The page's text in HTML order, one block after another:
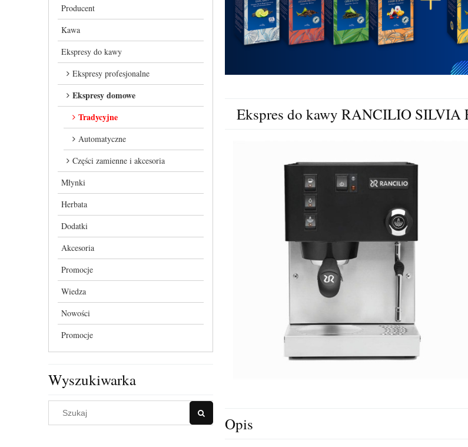
Producent
Kawa
Ekspresy do kawy
Ekspresy profesjonalne
Ekspresy domowe
Tradycyjne
Automatyczne
Części zamienne i akcesoria
Młynki
Herbata
Dodatki
Akcesoria
Promocje
Wiedza
Nowości
Promocje
Wyszukiwarka
Ekspres do kawy RANCILIO SILVIA
Opis